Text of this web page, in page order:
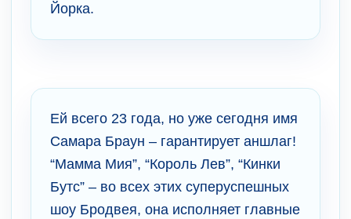
Йорка.
Ей всего 23 года, но уже сегодня имя
Самара Браун – гарантирует аншлаг!
“Мамма Мия”, “Король Лев”, “Кинки
Бутс” – во всех этих суперуспешных
шоу Бродвея, она исполняет главные